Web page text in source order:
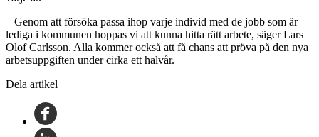
– Genom att försöka passa ihop varje individ med de jobb som är
lediga i kommunen hoppas vi att kunna hitta rätt arbete, säger Lars
Olof Carlsson. Alla kommer också att få chans att pröva på den nya
arbetsuppgiften under cirka ett halvår.
Dela artikel